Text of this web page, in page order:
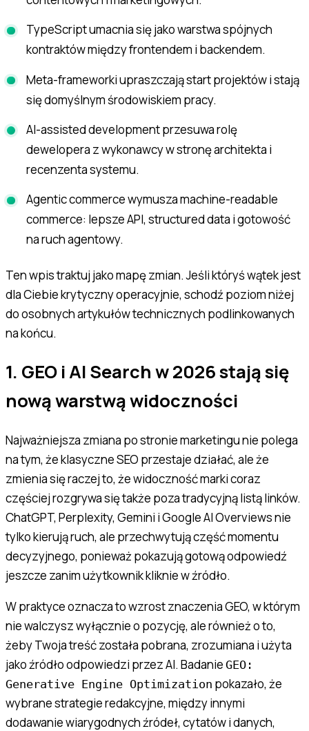
TypeScript umacnia się jako warstwa spójnych
kontraktów między frontendem i backendem.
Meta-frameworki upraszczają start projektów i stają
się domyślnym środowiskiem pracy.
AI-assisted development przesuwa rolę
dewelopera z wykonawcy w stronę architekta i
recenzenta systemu.
Agentic commerce wymusza machine-readable
commerce: lepsze API, structured data i gotowość
na ruch agentowy.
Ten wpis traktuj jako mapę zmian. Jeśli któryś wątek jest
dla Ciebie krytyczny operacyjnie, schodź poziom niżej
do osobnych artykułów technicznych podlinkowanych
na końcu.
1. GEO i AI Search w 2026 stają się
nową warstwą widoczności
Najważniejsza zmiana po stronie marketingu nie polega
na tym, że klasyczne SEO przestaje działać, ale że
zmienia się raczej to, że widoczność marki coraz
częściej rozgrywa się także poza tradycyjną listą linków.
ChatGPT, Perplexity, Gemini i Google AI Overviews nie
tylko kierują ruch, ale przechwytują część momentu
decyzyjnego, ponieważ pokazują gotową odpowiedź
jeszcze zanim użytkownik kliknie w źródło.
W praktyce oznacza to wzrost znaczenia GEO, w którym
nie walczysz wyłącznie o pozycję, ale również o to,
żeby Twoja treść została pobrana, zrozumiana i użyta
jako źródło odpowiedzi przez AI. Badanie GEO:
Generative Engine Optimization pokazało, że
wybrane strategie redakcyjne, między innymi
dodawanie wiarygodnych źródeł, cytatów i danych,